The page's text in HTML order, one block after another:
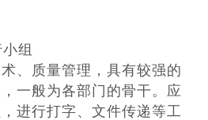
组
、质量管理，具有较强的
一般为各部门的骨干。应
进行打字、文件传递等工